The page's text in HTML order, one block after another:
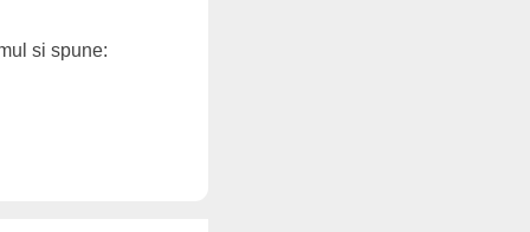
si spune: